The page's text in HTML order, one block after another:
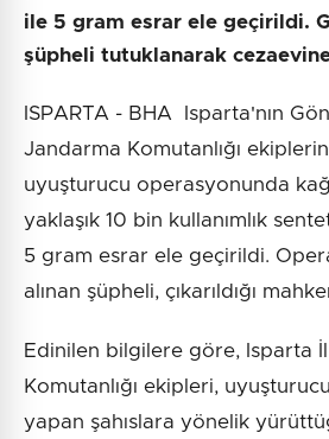
ile 5 gram esrar ele geçirildi.
şüpheli tutuklanarak
ISPARTA - BHA Isparta'nın
Jandarma Komutanlığı
uyuşturucu operasyonunda
yaklaşık 10 bin kullanımlık
5 gram esrar ele geçirildi.
alınan şüpheli, çıkarıldığı
Edinilen bilgilere göre, Isparta
Komutanlığı ekipleri,
yapan şahıslara yönelik